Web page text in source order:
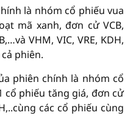
là nhóm cổ phiếu vua
mã xanh, đơn cử VCB,
VHM, VIC, VRE, KDH,
phiên.
phiên chính là nhóm cổ
cổ phiếu tăng giá, đơn cử
các cổ phiếu cùng